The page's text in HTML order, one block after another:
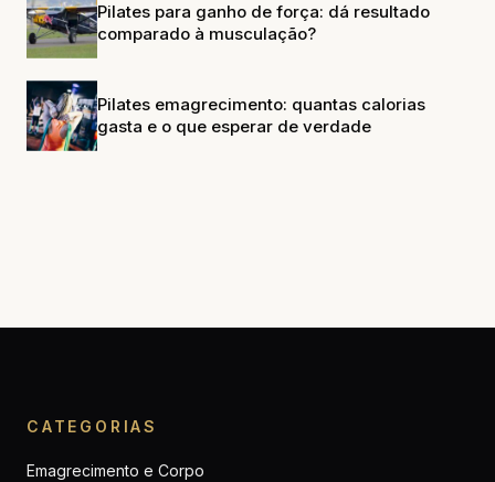
Pilates para ganho de força: dá resultado
comparado à musculação?
Pilates emagrecimento: quantas calorias
gasta e o que esperar de verdade
CATEGORIAS
Emagrecimento e Corpo